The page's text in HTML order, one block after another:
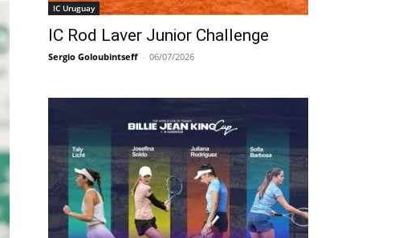
IC Uruguay
IC Rod Laver Junior Challenge
Sergio Goloubintseff - 06/07/2026